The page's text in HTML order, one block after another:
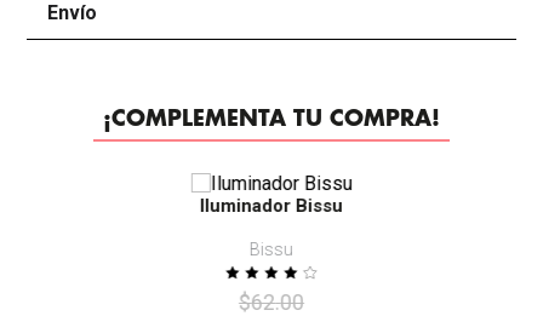
Envío
¡COMPLEMENTA TU COMPRA!
-25%
Iluminador Bissu
Bissu
$62.00